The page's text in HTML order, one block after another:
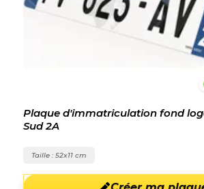
Plaque d'immatriculation fond
Sud 2A
Taille : 52x11 cm